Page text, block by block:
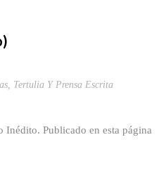
, Tertulia Y Prensa Escrita
Publicado en esta página